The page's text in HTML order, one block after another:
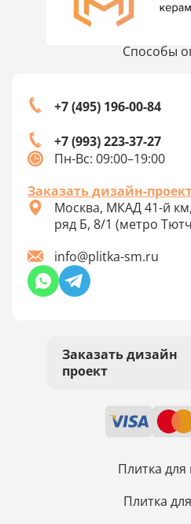
Способы
Плитка
Плитка
Заказать дизайн
проект
+7 (495) 196-00-84
+7 (993) 223-37-27
Пн-Вс: 09:00–19:00
Заказать дизайн-
Москва, МКАД 41-й
ряд Б, 8/1 (метро
info@plitka-sm.ru